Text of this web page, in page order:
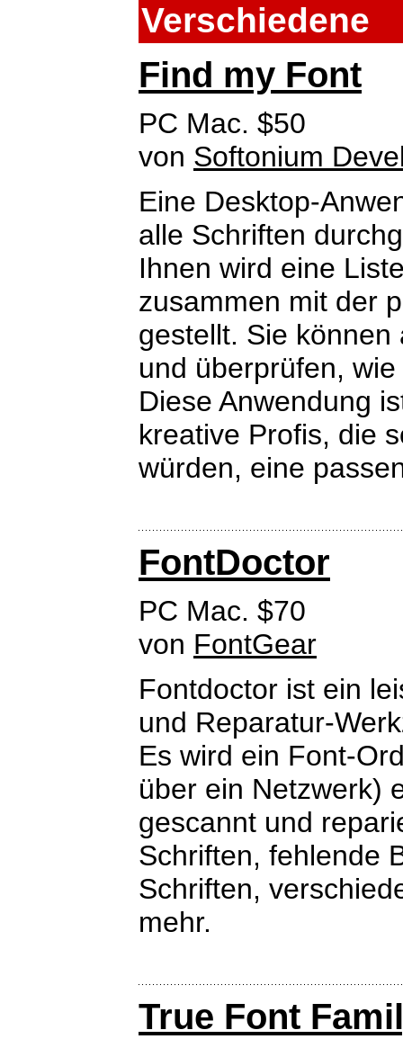
Verschiedene
Find my Font
PC Mac. $50
von Softonium
Eine Desktop-
alle Schriften
Ihnen wird eine
zusammen mit der
gestellt. Sie
und überprüfen,
Diese Anwendung
kreative Profis, die
würden, eine
FontDoctor
PC Mac. $70
von FontGear
Fontdoctor ist ein
und Reparatur-
Es wird ein Font-
über ein Netzwerk)
gescannt und
Schriften, fehlende
Schriften,
mehr.
True Font